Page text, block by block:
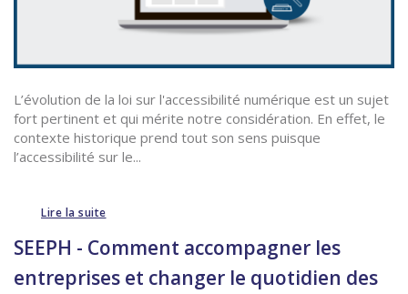
L’évolution de la loi sur l'accessibilité numérique est un sujet
fort pertinent et qui mérite notre considération. En effet, le
contexte historique prend tout son sens puisque
l’accessibilité sur le...
Lire la suite
SEEPH - Comment accompagner les
entreprises et changer le quotidien des